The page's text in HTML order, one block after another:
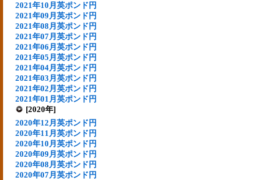
2021年10月英ポンド円
2021年09月英ポンド円
2021年08月英ポンド円
2021年07月英ポンド円
2021年06月英ポンド円
2021年05月英ポンド円
2021年04月英ポンド円
2021年03月英ポンド円
2021年02月英ポンド円
2021年01月英ポンド円
[2020年]
2020年12月英ポンド円
2020年11月英ポンド円
2020年10月英ポンド円
2020年09月英ポンド円
2020年08月英ポンド円
2020年07月英ポンド円